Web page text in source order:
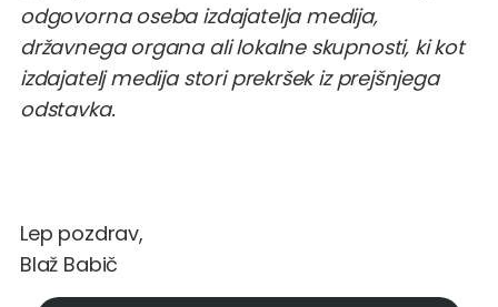
odgovorna oseba izdajatelja medija,
državnega organa ali lokalne skupnosti, ki kot
izdajatelj medija stori prekršek iz prejšnjega
odstavka.
Lep pozdrav,
Blaž Babič